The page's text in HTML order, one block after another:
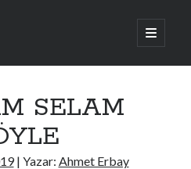
ana
menüyü
SELAM
| Yazar: Ahmet Erbay